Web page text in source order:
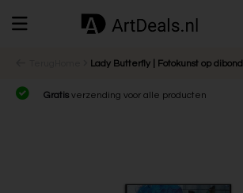
Lady Butterfly | Fotokunst op dibond
Gratis verzending voor alle producten